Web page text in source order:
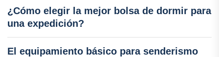
¿Cómo elegir la mejor bolsa de dormir para
una expedición?
El equipamiento básico para senderismo